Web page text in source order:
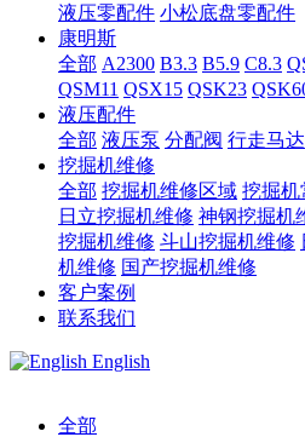
液压零配件 小松底盘零配件
康明斯
全部 A2300 B3.3 B5.9 C8.3
QSM11 QSX15 QSK23
液压配件
全部 液压泵 分配阀 行走马达
挖掘机维修
全部 挖掘机维修区域 挖掘机
日立挖掘机维修 神钢挖掘机
挖掘机维修 斗山挖掘机维修
机维修 国产挖掘机维修
客户案例
联系我们
English
全部